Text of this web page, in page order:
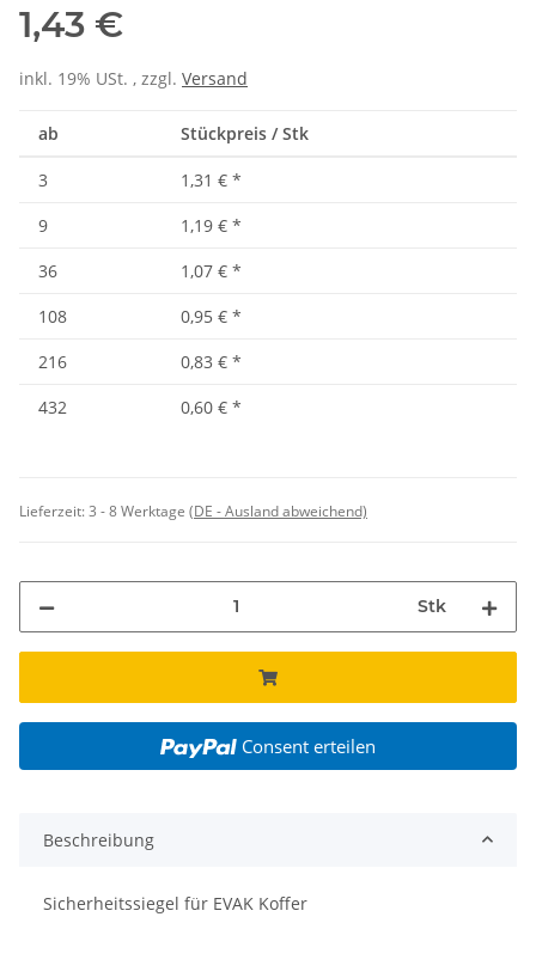
1,43 €
inkl. 19% USt. , zzgl. Versand
ab Stückpreis / Stk
3 1,31 € *
9
1,19 € *
36
1,07 € *
108
0,95 € *
216
0,83 € *
432
0,60 € *
Lieferzeit:3 - 8 Werktage (DE - Ausland abweichend)
Stk
Consent erteilen
Beschreibung
Sicherheitssiegel für EVAK Koffer